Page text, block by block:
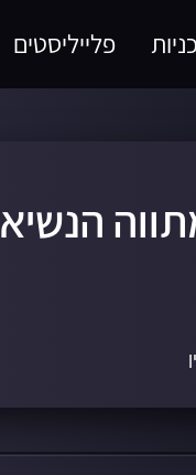
פלייליסטים
הנשיא